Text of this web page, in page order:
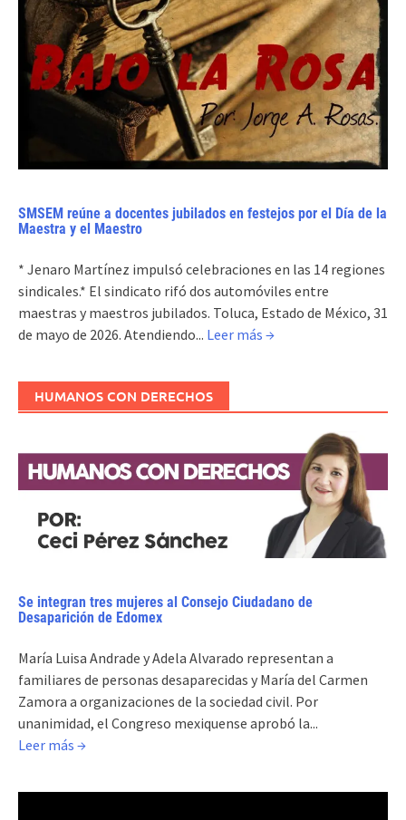
SMSEM reúne a docentes jubilados en festejos por el Día de la
Maestra y el Maestro
* Jenaro Martínez impulsó celebraciones en las 14 regiones
sindicales.* El sindicato rifó dos automóviles entre
maestras y maestros jubilados. Toluca, Estado de México, 31
de mayo de 2026. Atendiendo... Leer más →
HUMANOS CON DERECHOS
Se integran tres mujeres al Consejo Ciudadano de
Desaparición de Edomex
María Luisa Andrade y Adela Alvarado representan a
familiares de personas desaparecidas y María del Carmen
Zamora a organizaciones de la sociedad civil. Por
unanimidad, el Congreso mexiquense aprobó la...
Leer más →